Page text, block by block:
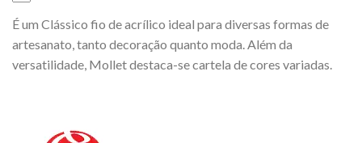
É um Clássico fio de acrílico ideal para diversas formas de
artesanato, tanto decoração quanto moda. Além da
versatilidade, Mollet destaca-se cartela de cores variadas.